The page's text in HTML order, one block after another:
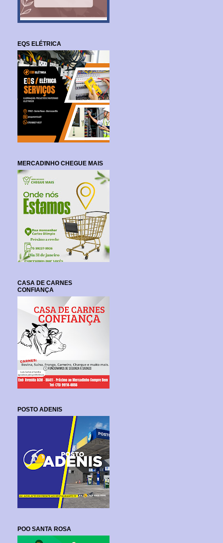
EQS ELÉTRICA
MERCADINHO CHEGUE MAIS
CASA DE CARNES
CONFIANÇA
POSTO ADENIS
POO SANTA ROSA